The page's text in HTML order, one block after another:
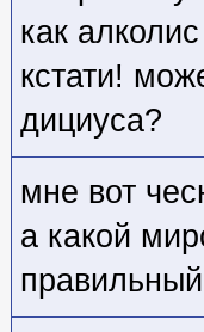
как
кстати!
дициуса?
мне вот
а какой